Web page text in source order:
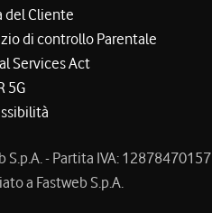
del Cliente
di controllo Parentale
Services Act
5G
- Partita IVA: 12878470157
a Fastweb S.p.A.